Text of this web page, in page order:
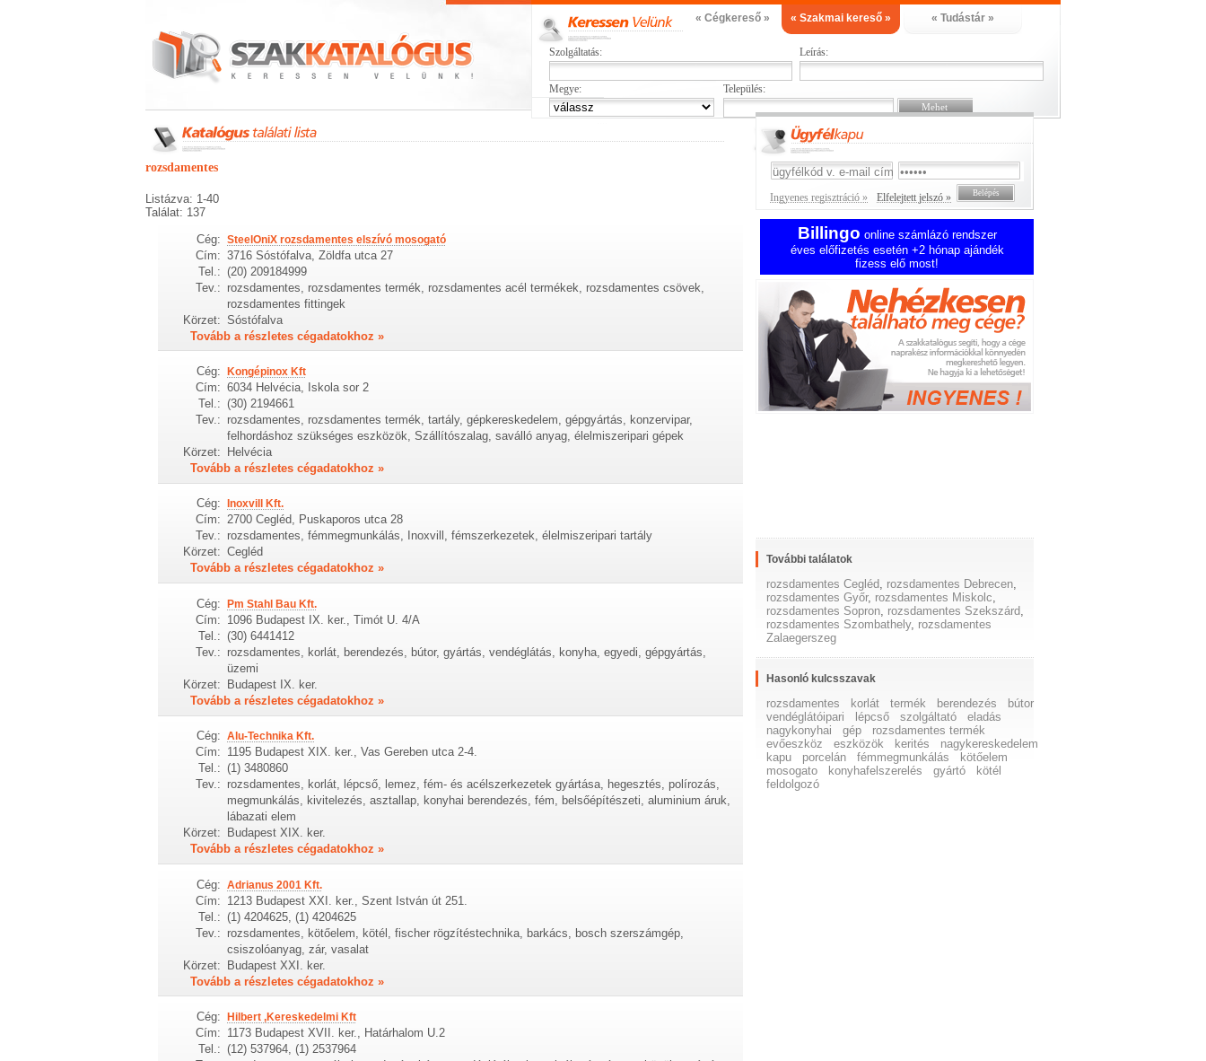
« Cégkereső » « Szakmai kereső » « Tudástár »
Szolgáltatás: Leírás:
Megye: Település:
rozsdamentes
Listázva: 1-40
Találat: 137
Cég: SteelOniX rozsdamentes elszívó mosogató
Cím: 3716 Sóstófalva, Zöldfa utca 27
Tel.: (20) 209184999
Tev.: rozsdamentes, rozsdamentes termék, rozsdamentes acél termékek, rozsdamentes csövek,
rozsdamentes fittingek
Körzet: Sóstófalva
Tovább a részletes cégadatokhoz »
Cég: Kongépinox Kft
Cím: 6034 Helvécia, Iskola sor 2
Tel.: (30) 2194661
Tev.: rozsdamentes, rozsdamentes termék, tartály, gépkereskedelem, gépgyártás, konzervipar,
felhordáshoz szükséges eszközök, Szállítószalag, saválló anyag, élelmiszeripari gépek
Körzet:
Helvécia
Tovább a részletes cégadatokhoz »
Cég: Inoxvill Kft.
Cím: 2700 Cegléd, Puskaporos utca 28
Tev.: rozsdamentes, fémmegmunkálás, Inoxvill, fémszerkezetek, élelmiszeripari tartály
Körzet: Cegléd
Tovább a részletes cégadatokhoz »
Cég: Pm Stahl Bau Kft.
Cím: 1096 Budapest IX. ker., Timót U. 4/A
Tel.: (30) 6441412
Tev.: rozsdamentes, korlát, berendezés, bútor, gyártás, vendéglátás, konyha, egyedi, gépgyártás,
üzemi
Körzet:
Budapest IX. ker.
Tovább a részletes cégadatokhoz »
Cég: Alu-Technika Kft.
Cím: 1195 Budapest XIX. ker., Vas Gereben utca 2-4.
Tel.: (1) 3480860
Tev.: rozsdamentes, korlát, lépcső, lemez, fém- és acélszerkezetek gyártása, hegesztés, polírozás,
megmunkálás, kivitelezés, asztallap, konyhai berendezés, fém, belsőépítészeti, aluminium áruk,
lábazati elem
Körzet:
Budapest XIX. ker.
Tovább a részletes cégadatokhoz »
Cég: Adrianus 2001 Kft.
Cím: 1213 Budapest XXI. ker., Szent István út 251.
Tel.: (1) 4204625, (1) 4204625
Tev.: rozsdamentes, kötőelem, kötél, fischer rögzítéstechnika, barkács, bosch szerszámgép,
csiszolóanyag, zár, vasalat
Körzet: Budapest XXI. ker.
Tovább a részletes cégadatokhoz »
Cég: Hilbert ,Kereskedelmi Kft
Cím: 1173 Budapest XVII. ker., Határhalom U.2
Tel.: (12) 537964, (1) 2537964
Ingyenes regisztráció » Elfelejtett jelszó »
Billingo online számlázó rendszer
éves előfizetés esetén +2 hónap ajándék
fizess elő most!
További találatok
rozsdamentes Cegléd, rozsdamentes Debrecen,
rozsdamentes Győr, rozsdamentes Miskolc,
rozsdamentes Sopron, rozsdamentes Szekszárd,
rozsdamentes Szombathely, rozsdamentes
Zalaegerszeg
Hasonló kulcsszavak
rozsdamentes korlát termék berendezés
bútor
vendéglátóipari
lépcső szolgáltató
eladás
nagykonyhai
gép
rozsdamentes termék
evőeszköz
eszközök kerités
nagykereskedelem
kapu
porcelán fémmegmunkálás
kötőelem
mosogato
konyhafelszerelés gyártó
kötél
feldolgozó